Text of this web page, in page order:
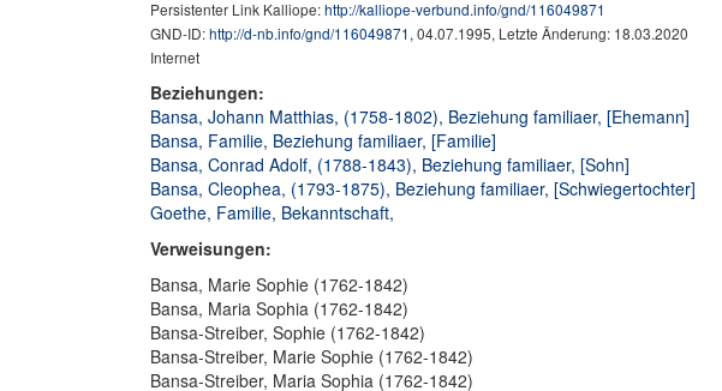
Persistenter Link Kalliope:http://kalliope-verbund.info/gnd/116049871
GND-ID:http://d-nb.info/gnd/116049871, 04.07.1995, Letzte Änderung: 18.03.2020
Internet
Beziehungen:
Bansa, Johann Matthias, (1758-1802), Beziehung familiaer, [Ehemann]
Bansa, Familie, Beziehung familiaer, [Familie]
Bansa, Conrad Adolf, (1788-1843), Beziehung familiaer, [Sohn]
Bansa, Cleophea, (1793-1875), Beziehung familiaer, [Schwiegertochter]
Goethe, Familie, Bekanntschaft,
Verweisungen:
Bansa, Marie Sophie (1762-1842)
Bansa, Maria Sophia (1762-1842)
Bansa-Streiber, Sophie (1762-1842)
Bansa-Streiber, Marie Sophie (1762-1842)
Bansa-Streiber, Maria Sophia (1762-1842)